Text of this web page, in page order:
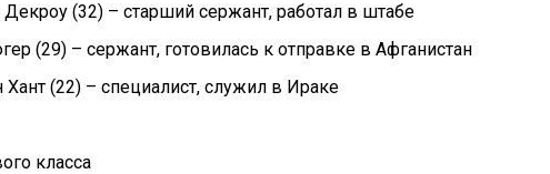
(32) – старший сержант, работал в штабе
(29) – сержант, готовилась к отправке в Афганистан
(22) – специалист, служил в Ираке
класса